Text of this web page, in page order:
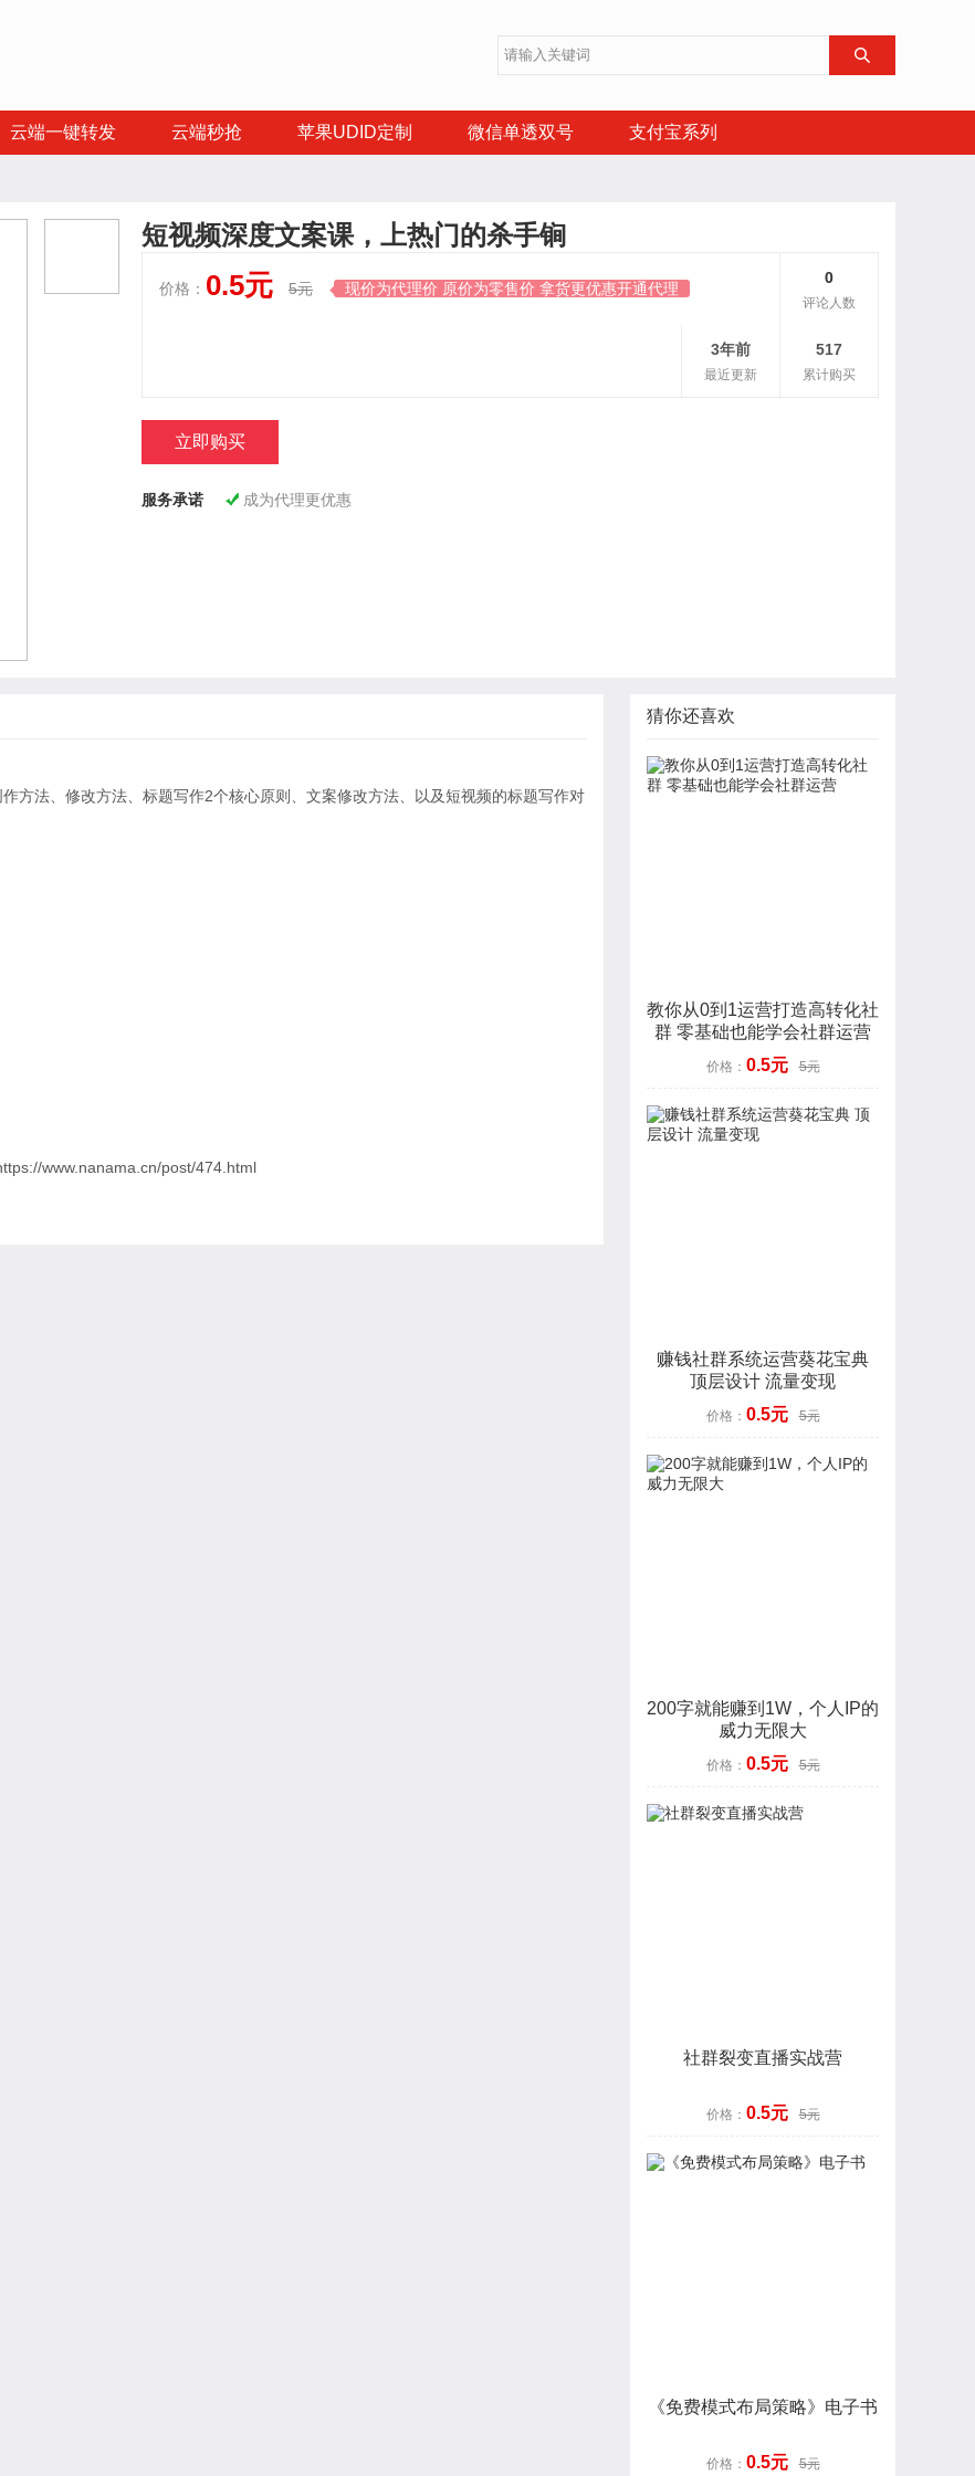

云端一键转发 云端秒抢 苹果UDID定制 微信单透双号 支付宝系列
短视频深度文案课，上热门的杀手锏
价格： 0.5元 5元  现价为代理价 原价为零售价 拿货更优惠开通代理
0
评论人数
517
累计购买
3年前
最近更新
立即购买
服务承诺  成为代理更优惠
方法、修改方法、标题写作2个核心原则、文案修改方法、以及短视频的标题写作对
www.nanama.cn/post/474.html
猜你还喜欢
教你从0到1运营打造高转化社
群 零基础也能学会社群运营
价格： 0.5元 5元
赚钱社群系统运营葵花宝典
顶层设计 流量变现
价格： 0.5元 5元
200字就能赚到1W，个人IP的
威力无限大
价格： 0.5元 5元
社群裂变直播实战营
价格： 0.5元 5元
《免费模式布局策略》电子书
价格： 0.5元 5元